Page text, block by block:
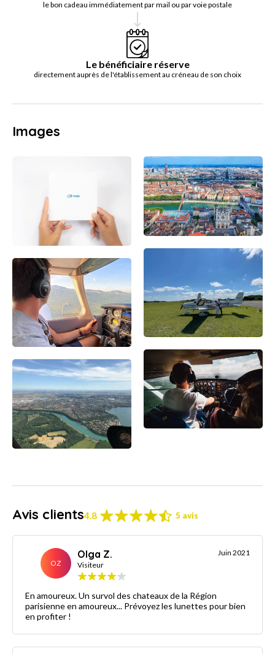
le bon cadeau immédiatement par mail ou par voie postale
Le bénéficiaire réserve
directement auprès de l'établissement au créneau de son choix
Images
Avis clients4.8 5 avis
OZ
Olga Z.
Visiteur
Juin 2021
En amoureux. Un survol des chateaux de la Région
parisienne en amoureux... Prévoyez les lunettes pour bien
en profiter !